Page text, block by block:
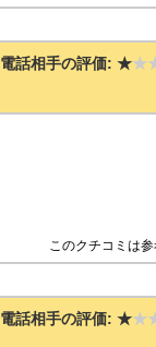
電話相手の評価: ★
このクチコミは
電話相手の評価: ★